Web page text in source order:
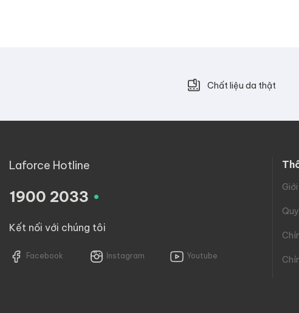
Chất liệu da thật
Laforce Hotline
1900 2033 .
Kết nối với chúng tôi
Facebook Instagram Youtube